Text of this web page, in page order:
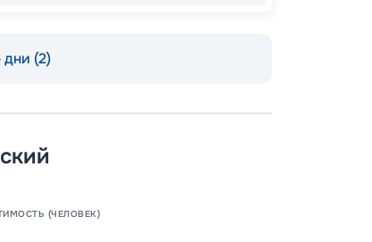
дни (2)
(ЧЕЛОВЕК)